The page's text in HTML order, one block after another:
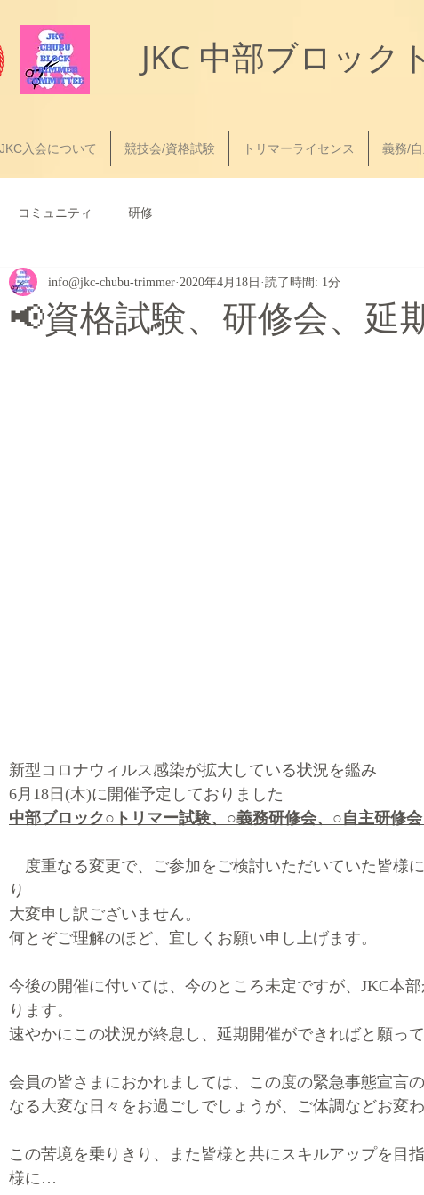
JKC 中部ブロック
JKC入会について 競技会/資格試験 トリマーライセンス 義務/
コミュニティ 研修
📢資格試験、研修会、延
info@jkc-chubu-trimmer 2020年4月18日 読了時間: 1分
新型コロナウィルス感染が拡大している状況を鑑み
6月18日(木)に開催予定しておりました
中部ブロック○トリマー試験、○義務研修会、○自主研修
度重なる変更で、ご参加をご検討いただいていた皆様
り
大変申し訳ございません。
何とぞご理解のほど、宜しくお願い申し上げます。
今後の開催に付いては、今のところ未定ですが、JKC本
ります。
速やかにこの状況が終息し、延期開催ができればと願って
会員の皆さまにおかれましては、この度の緊急事態宣言
なる大変な日々をお過ごしでしょうが、ご体調などお変
この苦境を乗りきり、また皆様と共にスキルアップを目
様に…